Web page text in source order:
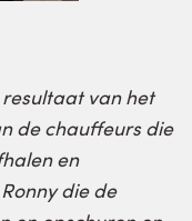
van het
de chauffeurs die
en
die de